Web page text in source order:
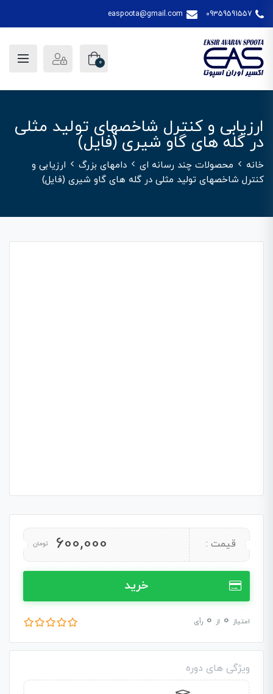
09359591557
easpoota@gmail.com
0
ارزیابی و کنترل شاخصهای تولید مثلی
در گله های گاو شیری (فایل)
خانه محصولات چند رسانه ای دامهای بزرگ
ارزیابی و
کنترل شاخصهای تولید مثلی در گله های گاو شیری (فایل)
قیمت : 600,000 تومان
خرید
امتیاز 0 از 0 رأی
ویژگی های دوره